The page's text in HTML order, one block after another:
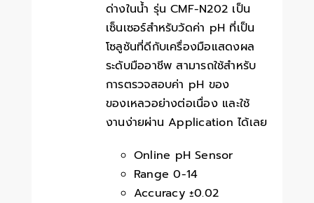
ด่างในน้ำ รุ่น CMF-N202 เป็น
เซ็นเซอร์สำหรับวัดค่า pH ที่เป็น
โซลูชันที่ดีกับเครื่องมือแสดงผล
ระดับมืออาชีพ สามารถใช้สำหรับ
การตรวจสอบค่า pH ของ
ของเหลวอย่างต่อเนื่อง และใช้
งานง่ายผ่าน Application ได้เลย
Online pH Sensor
Range 0-14
Accuracy ±0.02